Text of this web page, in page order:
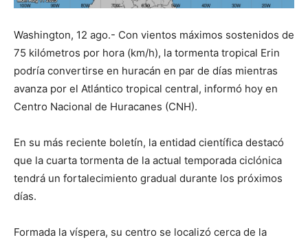
Washington, 12 ago.- Con vientos máximos sostenidos de
75 kilómetros por hora (km/h), la tormenta tropical Erin
podría convertirse en huracán en par de días mientras
avanza por el Atlántico tropical central, informó hoy en
Centro Nacional de Huracanes (CNH).
En su más reciente boletín, la entidad científica destacó
que la cuarta tormenta de la actual temporada ciclónica
tendrá un fortalecimiento gradual durante los próximos
días.
Formada la víspera, su centro se localizó cerca de la